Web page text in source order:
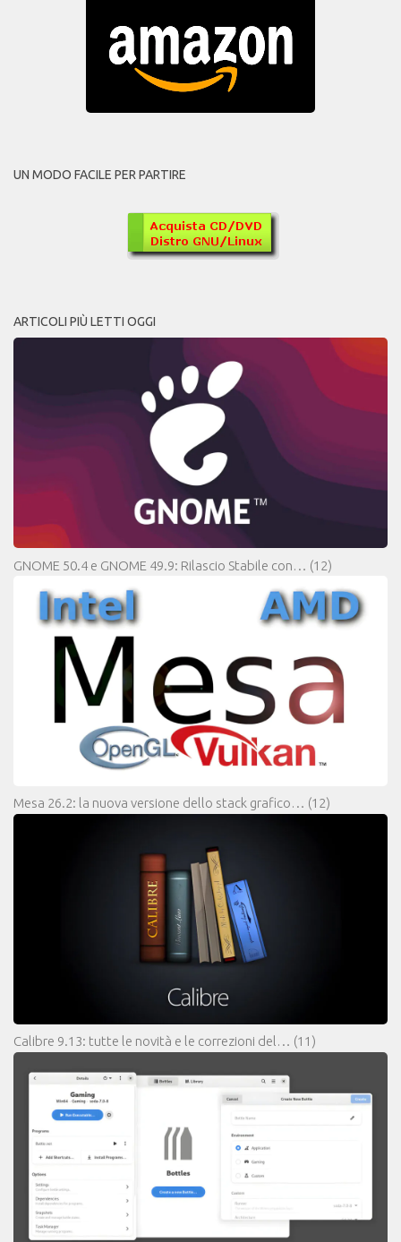
UN MODO FACILE PER PARTIRE
ARTICOLI PIÙ LETTI OGGI
GNOME 50.4 e GNOME 49.9: Rilascio Stabile con… (12)
Mesa 26.2: la nuova versione dello stack grafico… (12)
Calibre 9.13: tutte le novità e le correzioni del… (11)